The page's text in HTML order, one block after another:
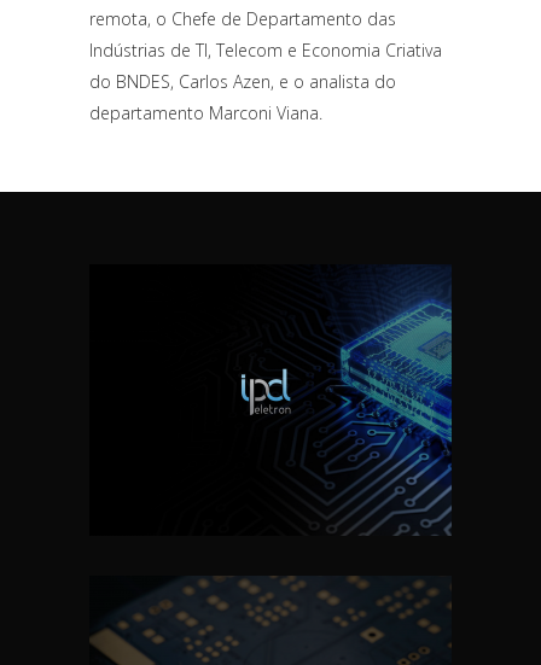
remota, o Chefe de Departamento das
Indústrias de TI, Telecom e Economia Criativa
do BNDES, Carlos Azen, e o analista do
departamento Marconi Viana.